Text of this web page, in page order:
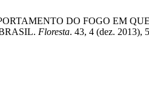
DO FOGO EM
Floresta. 43, 4 (dez. 2013),